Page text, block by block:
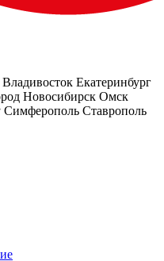
Владивосток Екатеринбург
Новосибирск Омск
Симферополь Ставрополь